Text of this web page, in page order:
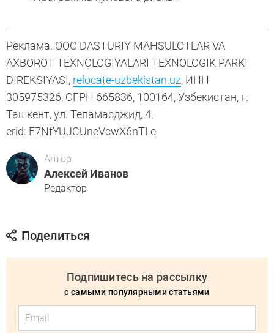
Реклама. ООО DASTURIY MAHSULOTLAR VA
AXBOROT TEXNOLOGIYALARI TEXNOLOGIK PARKI
DIREKSIYASI, relocate-uzbekistan.uz, ИНН
305975326, ОГРН 665836, 100164, Узбекистан, г.
Ташкент, ул. Тепамасджид, 4,
erid: F7NfYUJCUneVcwX6nTLe
Автор
Алексей Иванов
Редактор
Поделиться
Подпишитесь на рассылку
с самыми популярными статьями